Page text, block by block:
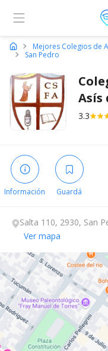
Mejores Colegios de
San Pedro
Asís
3.3
Información Guardá
Salta 110, 2930, San
Ver mapa